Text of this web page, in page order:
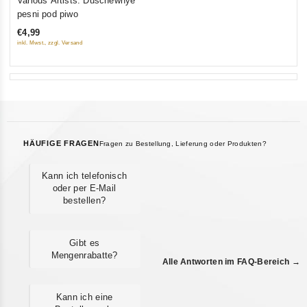
5
pesni pod piwo
€4,99
inkl. Mwst., zzgl. Versand
HÄUFIGE FRAGENFragen zu Bestellung, Lieferung oder Produkten?
Kann ich telefonisch
oder per E-Mail
bestellen?
Gibt es
Mengenrabatte?
Kann ich eine
Alle Antworten im FAQ-Bereich →